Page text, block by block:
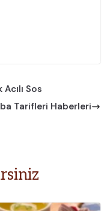
Sos
Tarifleri Haberleri